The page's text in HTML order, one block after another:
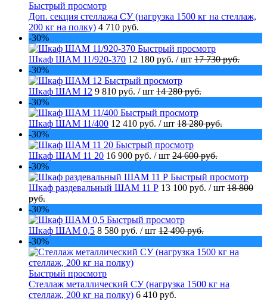
Быстрый просмотр
Доп. секция стеллажа СУ (нагрузка 1500 кг на стеллаж,
200 кг на полку) 4 710 руб.
-30%
Быстрый просмотр
Шкаф ШАМ 11/920-370 12 180 руб. / шт 17 730 руб.
-30%
Быстрый просмотр
Шкаф ШАМ 12 9 810 руб. / шт 14 280 руб.
-30%
Быстрый просмотр
Шкаф ШАМ 11/400 12 410 руб. / шт 18 280 руб.
-30%
Быстрый просмотр
Шкаф ШАМ 11 20 16 900 руб. / шт 24 600 руб.
-30%
Быстрый просмотр
Шкаф раздевальный ШАМ 11 Р 13 100 руб. / шт 18 800
руб.
-30%
Быстрый просмотр
Шкаф ШАМ 0,5 8 580 руб. / шт 12 490 руб.
-30%
Быстрый просмотр
Стеллаж металлический СУ (нагрузка 1500 кг на
стеллаж, 200 кг на полку) 6 410 руб.